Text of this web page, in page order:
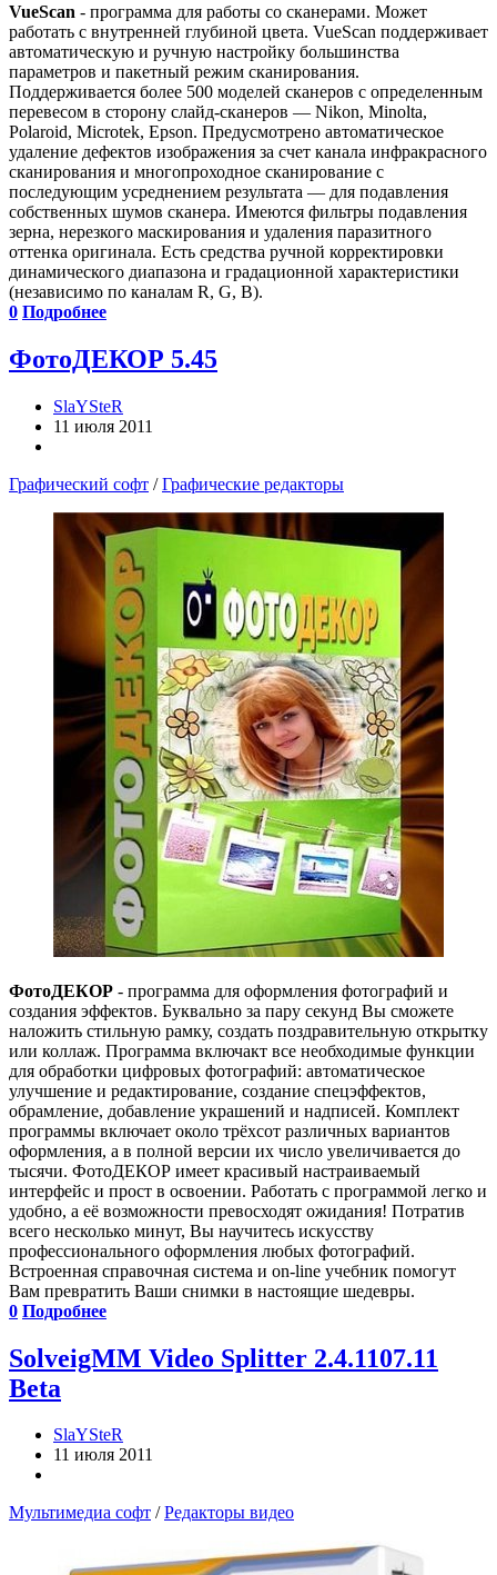
VueScan - программа для работы со сканерами. Может
работать с внутренней глубиной цвета. VueScan поддерживает
автоматическую и ручную настройку большинства
параметров и пакетный режим сканирования.
Поддерживается более 500 моделей сканеров с определенным
перевесом в сторону слайд-сканеров — Nikon, Minolta,
Polaroid, Microtek, Epson. Предусмотрено автоматическое
удаление дефектов изображения за счет канала инфракрасного
сканирования и многопроходное сканирование с
последующим усреднением результата — для подавления
собственных шумов сканера. Имеются фильтры подавления
зерна, нерезкого маскирования и удаления паразитного
оттенка оригинала. Есть средства ручной корректировки
динамического диапазона и градационной характеристики
(независимо по каналам R, G, B).
0 Подробнее
ФотоДЕКОР 5.45
SlaYSteR
11 июля 2011
Графический софт /Графические редакторы
ФотоДЕКОР - программа для оформления фотографий и
создания эффектов. Буквально за пару секунд Вы сможете
наложить стильную рамку, создать поздравительную открытку
или коллаж. Программа включакт все необходимые функции
для обработки цифровых фотографий: автоматическое
улучшение и редактирование, создание спецэффектов,
обрамление, добавление украшений и надписей. Комплект
программы включает около трёхсот различных вариантов
оформления, а в полной версии их число увеличивается до
тысячи. ФотоДЕКОР имеет красивый настраиваемый
интерфейс и прост в освоении. Работать с программой легко и
удобно, а её возможности превосходят ожидания! Потратив
всего несколько минут, Вы научитесь искусству
профессионального оформления любых фотографий.
Встроенная справочная система и on-line учебник помогут
Вам превратить Ваши снимки в настоящие шедевры.
0 Подробнее
SolveigMM Video Splitter 2.4.1107.11
Beta
SlaYSteR
11 июля 2011
Мультимедиа софт /Редакторы видео